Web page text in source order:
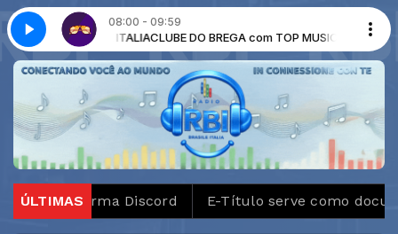
08:00 - 09:59
BRASILE ITALIA CLUBE DO BREGA com TOP MUSIC BRASILE ITALIA
Clube do brega - Parte 2
ÚLTIMASDiscord E-Título serve como documento